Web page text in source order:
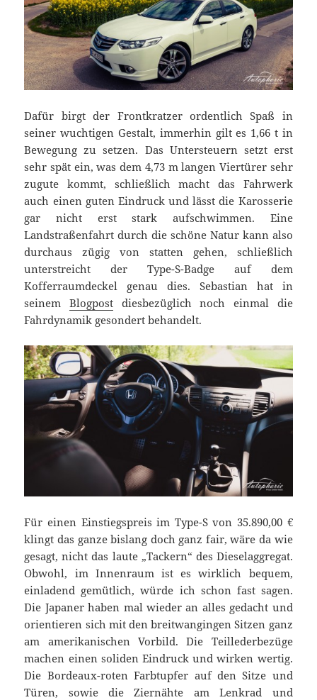
Dafür birgt der Frontkratzer ordentlich Spaß in
seiner wuchtigen Gestalt, immerhin gilt es 1,66 t in
Bewegung zu setzen. Das Untersteuern setzt erst
sehr spät ein, was dem 4,73 m langen Viertürer sehr
zugute kommt, schließlich macht das Fahrwerk
auch einen guten Eindruck und lässt die Karosserie
gar nicht erst stark aufschwimmen. Eine
Landstraßenfahrt durch die schöne Natur kann also
durchaus zügig von statten gehen, schließlich
unterstreicht der Type-S-Badge auf dem
Kofferraumdeckel genau dies. Sebastian hat in
seinemBlogpost diesbezüglich noch einmal die
Fahrdynamik gesondert behandelt.
Für einen Einstiegspreis im Type-S von 35.890,00 €
klingt das ganze bislang doch ganz fair, wäre da wie
gesagt, nicht das laute „Tackern“ des Dieselaggregat.
Obwohl, im Innenraum ist es wirklich bequem,
einladend gemütlich, würde ich schon fast sagen.
Die Japaner haben mal wieder an alles gedacht und
orientieren sich mit den breitwangingen Sitzen ganz
am amerikanischen Vorbild. Die Teillederbezüge
machen einen soliden Eindruck und wirken wertig.
Die Bordeaux-roten Farbtupfer auf den Sitze und
Türen, sowie die Ziernähte am Lenkrad und